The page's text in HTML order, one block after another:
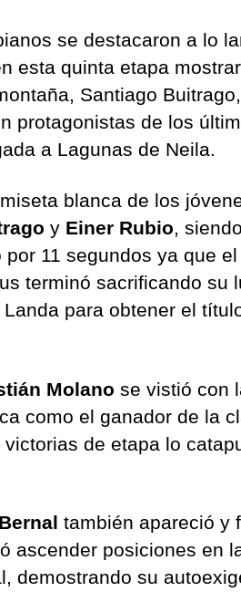
se destacaron a lo
esta quinta etapa
Santiago
protagonistas de los
a Lagunas de Neila.
blanca de los
y Einer Rubio,
11 segundos ya que
terminó sacrificando su
para obtener el
Molano se vistió con
como el ganador de la
de etapa lo
también apareció y
ascender posiciones en
demostrando su